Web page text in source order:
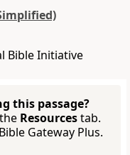
Bible Initiative
this passage?
Resourcestab.
Gateway Plus.